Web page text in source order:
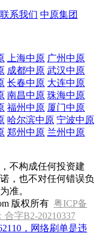
联系我们 中原集团
上海中原 广州中原
成都中原 武汉中原
长春中原 大连中原
南昌中原 珠海中原
福州中原 厦门中原
哈尔滨中原 宁波中原
郑州中原 兰州中原
不构成任何投资建
，也不对任何错误负
准。
版权所有 粤ICP备
字B2-20210337
，网络刷单是违